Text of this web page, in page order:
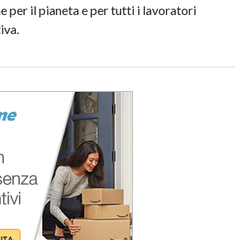
per il pianeta e per tutti i lavoratori